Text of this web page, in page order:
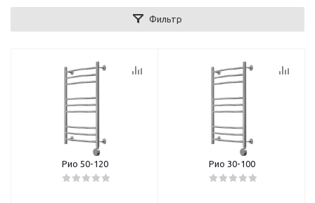
Фильтр
Рио 50-120 Рио 30-100